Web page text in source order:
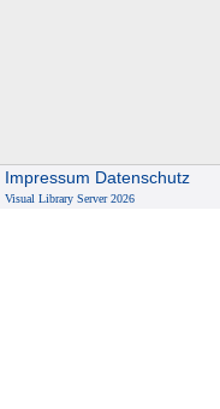
Impressum Datenschutz
Visual Library Server 2026